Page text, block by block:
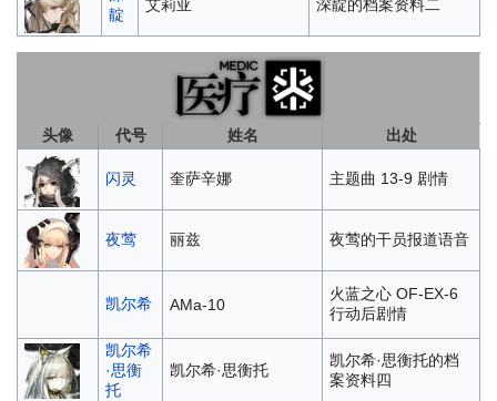
靛
艾莉亚 深靛的档案资料二
头像 代号 姓名 出处
闪灵 奎萨辛娜 主题曲 13-9 剧情
夜莺 丽兹 夜莺的干员报道语音
凯尔希 AMa-10
火蓝之心 OF-EX-6
行动后剧情
凯尔希
·思衡
托
凯尔希·思衡托
凯尔希·思衡托的档
案资料四